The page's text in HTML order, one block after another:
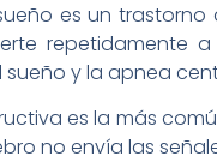
es un
repetidamente
y la apnea
es la más
no envía las